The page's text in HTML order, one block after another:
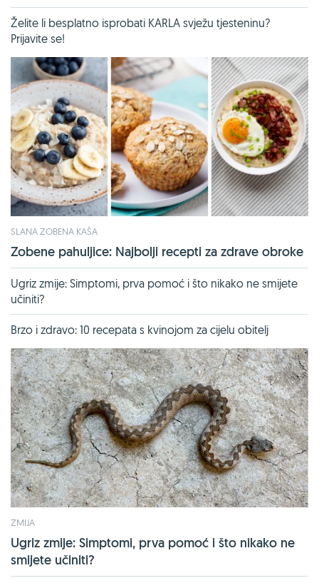
Želite li besplatno isprobati KARLA svježu tjesteninu?
Prijavite se!
SLANA ZOBENA KAŠA
Zobene pahuljice: Najbolji recepti za zdrave obroke
Ugriz zmije: Simptomi, prva pomoć i što nikako ne smijete
učiniti?
Brzo i zdravo: 10 recepata s kvinojom za cijelu obitelj
ZMIJA
Ugriz zmije: Simptomi, prva pomoć i što nikako ne
smijete učiniti?